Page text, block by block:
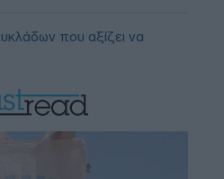
που αξίζει να